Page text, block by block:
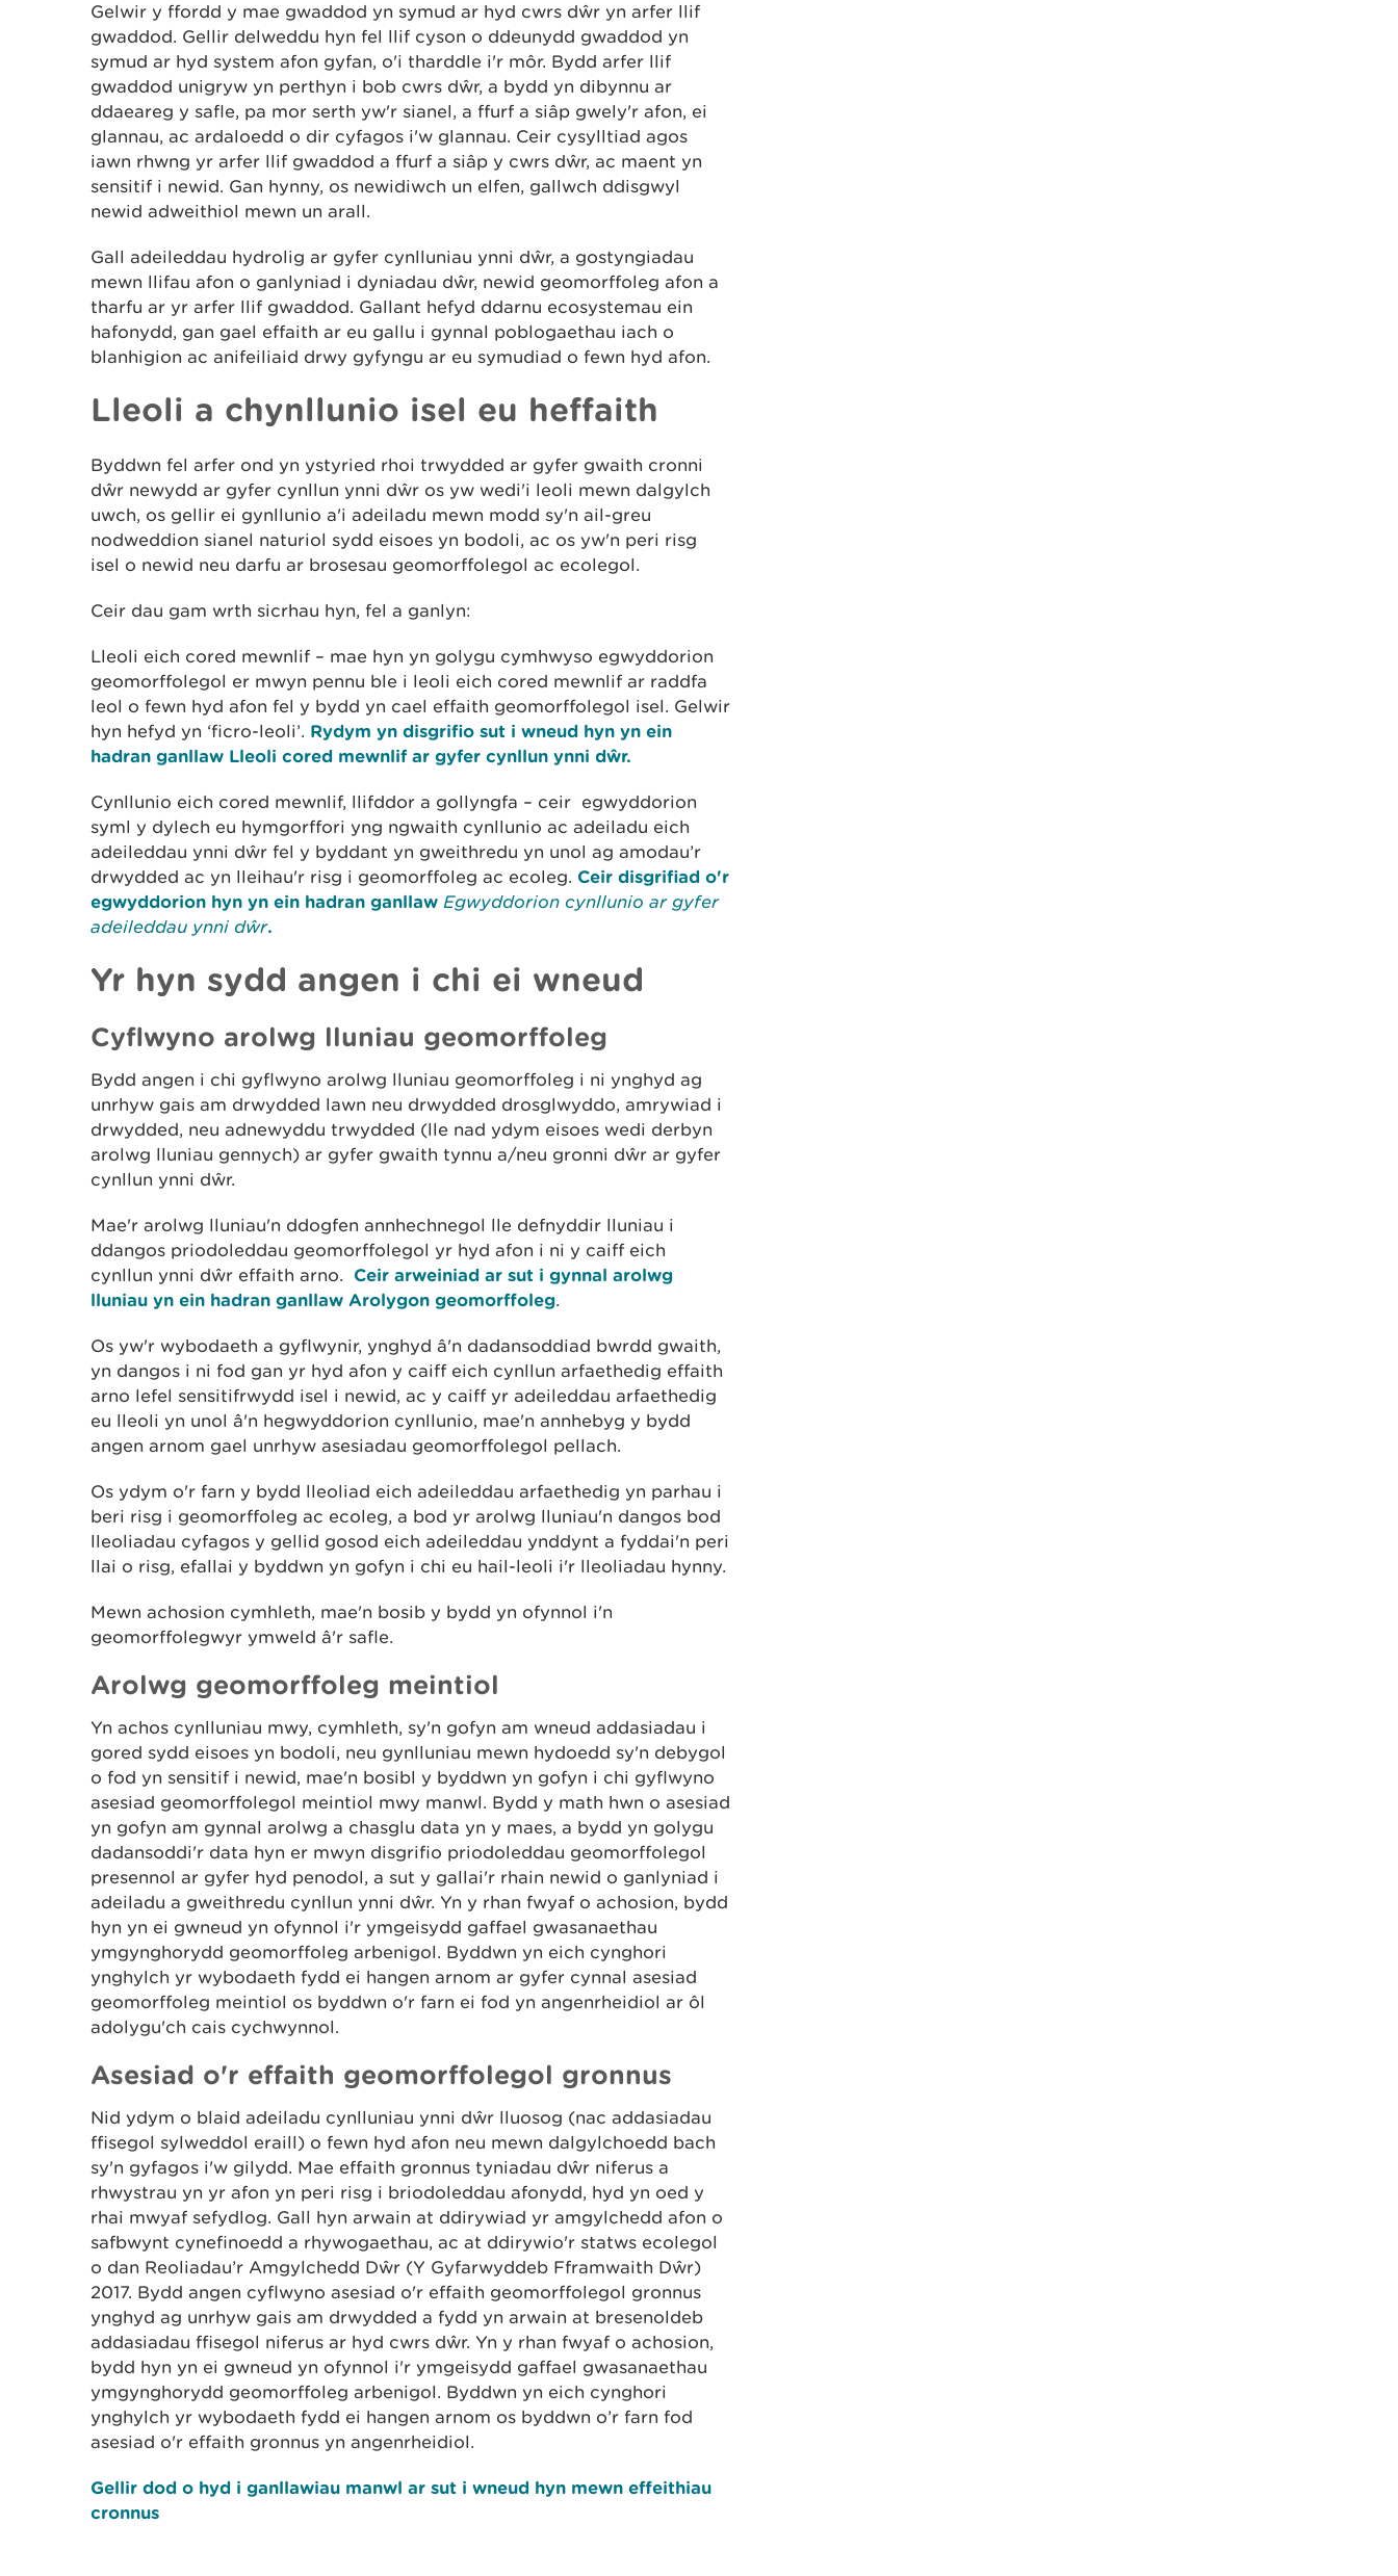
Gelwir y ffordd y mae gwaddod yn symud ar hyd cwrs dŵr yn arfer llif
gwaddod. Gellir delweddu hyn fel llif cyson o ddeunydd gwaddod yn
symud ar hyd system afon gyfan, o'i tharddle i'r môr. Bydd arfer llif
gwaddod unigryw yn perthyn i bob cwrs dŵr, a bydd yn dibynnu ar
ddaeareg y safle, pa mor serth yw'r sianel, a ffurf a siâp gwely'r afon, ei
glannau, ac ardaloedd o dir cyfagos i'w glannau. Ceir cysylltiad agos
iawn rhwng yr arfer llif gwaddod a ffurf a siâp y cwrs dŵr, ac maent yn
sensitif i newid. Gan hynny, os newidiwch un elfen, gallwch ddisgwyl
newid adweithiol mewn un arall.
Gall adeileddau hydrolig ar gyfer cynlluniau ynni dŵr, a gostyngiadau
mewn llifau afon o ganlyniad i dyniadau dŵr, newid geomorffoleg afon a
tharfu ar yr arfer llif gwaddod. Gallant hefyd ddarnu ecosystemau ein
hafonydd, gan gael effaith ar eu gallu i gynnal poblogaethau iach o
blanhigion ac anifeiliaid drwy gyfyngu ar eu symudiad o fewn hyd afon.
Lleoli a chynllunio isel eu heffaith
Byddwn fel arfer ond yn ystyried rhoi trwydded ar gyfer gwaith cronni
dŵr newydd ar gyfer cynllun ynni dŵr os yw wedi'i leoli mewn dalgylch
uwch, os gellir ei gynllunio a'i adeiladu mewn modd sy'n ail-greu
nodweddion sianel naturiol sydd eisoes yn bodoli, ac os yw'n peri risg
isel o newid neu darfu ar brosesau geomorffolegol ac ecolegol.
Ceir dau gam wrth sicrhau hyn, fel a ganlyn:
Lleoli eich cored mewnlif – mae hyn yn golygu cymhwyso egwyddorion
geomorffolegol er mwyn pennu ble i leoli eich cored mewnlif ar raddfa
leol o fewn hyd afon fel y bydd yn cael effaith geomorffolegol isel. Gelwir
hyn hefyd yn ‘ficro-leoli’. Rydym yn disgrifio sut i wneud hyn yn ein
hadran ganllaw Lleoli cored mewnlif ar gyfer cynllun ynni dŵr.
Cynllunio eich cored mewnlif, llifddor a gollyngfa – ceir egwyddorion
syml y dylech eu hymgorffori yng ngwaith cynllunio ac adeiladu eich
adeileddau ynni dŵr fel y byddant yn gweithredu yn unol ag amodau’r
drwydded ac yn lleihau'r risg i geomorffoleg ac ecoleg. Ceir disgrifiad o'r
egwyddorion hyn yn ein hadran ganllaw Egwyddorion cynllunio ar gyfer
adeileddau ynni dŵr.
Yr hyn sydd angen i chi ei wneud
Cyflwyno arolwg lluniau geomorffoleg
Bydd angen i chi gyflwyno arolwg lluniau geomorffoleg i ni ynghyd ag
unrhyw gais am drwydded lawn neu drwydded drosglwyddo, amrywiad i
drwydded, neu adnewyddu trwydded (lle nad ydym eisoes wedi derbyn
arolwg lluniau gennych) ar gyfer gwaith tynnu a/neu gronni dŵr ar gyfer
cynllun ynni dŵr.
Mae'r arolwg lluniau'n ddogfen annhechnegol lle defnyddir lluniau i
ddangos priodoleddau geomorffolegol yr hyd afon i ni y caiff eich
cynllun ynni dŵr effaith arno. Ceir arweiniad ar sut i gynnal arolwg
lluniau yn ein hadran ganllaw Arolygon geomorffoleg.
Os yw'r wybodaeth a gyflwynir, ynghyd â'n dadansoddiad bwrdd gwaith,
yn dangos i ni fod gan yr hyd afon y caiff eich cynllun arfaethedig effaith
arno lefel sensitifrwydd isel i newid, ac y caiff yr adeileddau arfaethedig
eu lleoli yn unol â'n hegwyddorion cynllunio, mae'n annhebyg y bydd
angen arnom gael unrhyw asesiadau geomorffolegol pellach.
Os ydym o'r farn y bydd lleoliad eich adeileddau arfaethedig yn parhau i
beri risg i geomorffoleg ac ecoleg, a bod yr arolwg lluniau'n dangos bod
lleoliadau cyfagos y gellid gosod eich adeileddau ynddynt a fyddai'n peri
llai o risg, efallai y byddwn yn gofyn i chi eu hail-leoli i'r lleoliadau hynny.
Mewn achosion cymhleth, mae'n bosib y bydd yn ofynnol i'n
geomorffolegwyr ymweld â'r safle.
Arolwg geomorffoleg meintiol
Yn achos cynlluniau mwy, cymhleth, sy'n gofyn am wneud addasiadau i
gored sydd eisoes yn bodoli, neu gynlluniau mewn hydoedd sy'n debygol
o fod yn sensitif i newid, mae'n bosibl y byddwn yn gofyn i chi gyflwyno
asesiad geomorffolegol meintiol mwy manwl. Bydd y math hwn o asesiad
yn gofyn am gynnal arolwg a chasglu data yn y maes, a bydd yn golygu
dadansoddi'r data hyn er mwyn disgrifio priodoleddau geomorffolegol
presennol ar gyfer hyd penodol, a sut y gallai'r rhain newid o ganlyniad i
adeiladu a gweithredu cynllun ynni dŵr. Yn y rhan fwyaf o achosion, bydd
hyn yn ei gwneud yn ofynnol i'r ymgeisydd gaffael gwasanaethau
ymgynghorydd geomorffoleg arbenigol. Byddwn yn eich cynghori
ynghylch yr wybodaeth fydd ei hangen arnom ar gyfer cynnal asesiad
geomorffoleg meintiol os byddwn o'r farn ei fod yn angenrheidiol ar ôl
adolygu'ch cais cychwynnol.
Asesiad o'r effaith geomorffolegol gronnus
Nid ydym o blaid adeiladu cynlluniau ynni dŵr lluosog (nac addasiadau
ffisegol sylweddol eraill) o fewn hyd afon neu mewn dalgylchoedd bach
sy'n gyfagos i'w gilydd. Mae effaith gronnus tyniadau dŵr niferus a
rhwystrau yn yr afon yn peri risg i briodoleddau afonydd, hyd yn oed y
rhai mwyaf sefydlog. Gall hyn arwain at ddirywiad yr amgylchedd afon o
safbwynt cynefinoedd a rhywogaethau, ac at ddirywio'r statws ecolegol
o dan Reoliadau’r Amgylchedd Dŵr (Y Gyfarwyddeb Fframwaith Dŵr)
2017. Bydd angen cyflwyno asesiad o'r effaith geomorffolegol gronnus
ynghyd ag unrhyw gais am drwydded a fydd yn arwain at bresenoldeb
addasiadau ffisegol niferus ar hyd cwrs dŵr. Yn y rhan fwyaf o achosion,
bydd hyn yn ei gwneud yn ofynnol i'r ymgeisydd gaffael gwasanaethau
ymgynghorydd geomorffoleg arbenigol. Byddwn yn eich cynghori
ynghylch yr wybodaeth fydd ei hangen arnom os byddwn o’r farn fod
asesiad o'r effaith gronnus yn angenrheidiol.
Gellir dod o hyd i ganllawiau manwl ar sut i wneud hyn mewn effeithiau
cronnus